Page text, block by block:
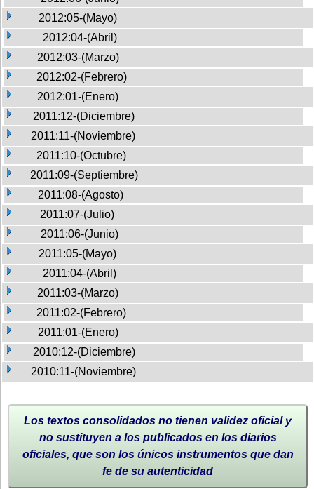
2012:05-(Mayo)
2012:04-(Abril)
2012:03-(Marzo)
2012:02-(Febrero)
2012:01-(Enero)
2011:12-(Diciembre)
2011:11-(Noviembre)
2011:10-(Octubre)
2011:09-(Septiembre)
2011:08-(Agosto)
2011:07-(Julio)
2011:06-(Junio)
2011:05-(Mayo)
2011:04-(Abril)
2011:03-(Marzo)
2011:02-(Febrero)
2011:01-(Enero)
2010:12-(Diciembre)
2010:11-(Noviembre)
Los textos consolidados no tienen validez oficial y
no sustituyen a los publicados en los diarios
oficiales, que son los únicos instrumentos que dan
fe de su autenticidad